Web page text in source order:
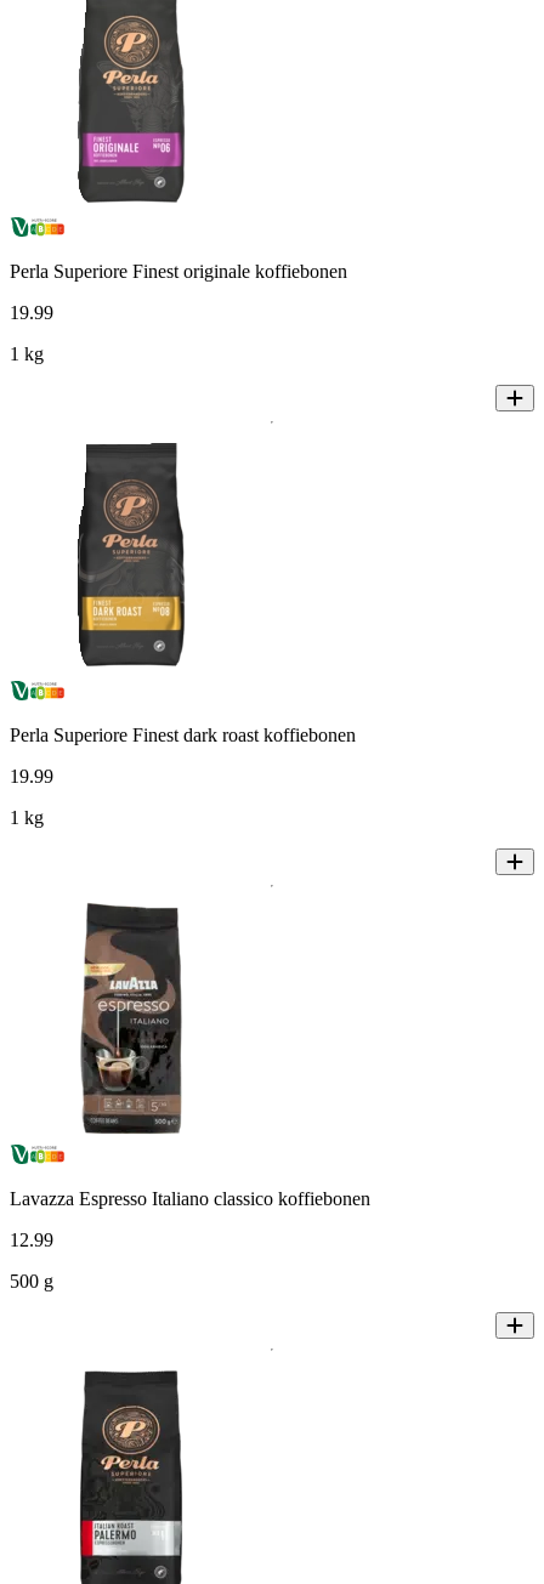
Perla Superiore Finest originale koffiebonen
19.99
1 kg
Perla Superiore Finest dark roast koffiebonen
19.99
1 kg
Lavazza Espresso Italiano classico koffiebonen
12.99
500 g